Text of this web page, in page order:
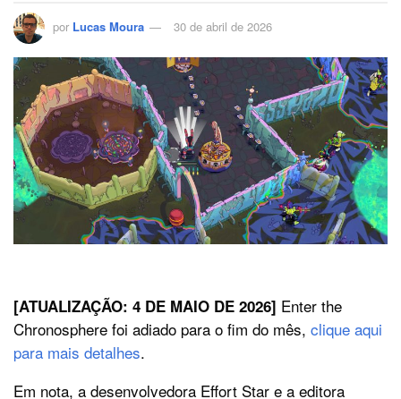
por Lucas Moura 30 de abril de 2026
[ATUALIZAÇÃO: 4 DE MAIO DE 2026] Enter the
Chronosphere foi adiado para o fim do mês, clique aqui
para mais detalhes.
Em nota, a desenvolvedora Effort Star e a editora